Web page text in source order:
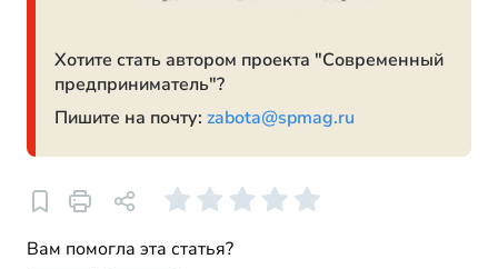
Хотите стать автором проекта "Современный
предприниматель"?
Пишите на почту: zabota@spmag.ru
Вам помогла эта статья?